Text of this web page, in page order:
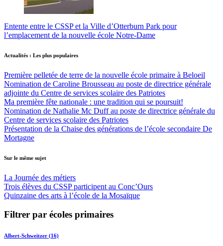
Entente entre le CSSP et la Ville d’Otterburn Park pour
l’emplacement de la nouvelle école Notre-Dame
Actualités : Les plus populaires
Première pelletée de terre de la nouvelle école primaire à Beloeil
Nomination de Caroline Brousseau au poste de directrice générale
adjointe du Centre de services scolaire des Patriotes
Ma première fête nationale : une tradition qui se poursuit!
Nomination de Nathalie Mc Duff au poste de directrice générale du
Centre de services scolaire des Patriotes
Présentation de la Chaise des générations de l’école secondaire De
Mortagne
Sur le même sujet
La Journée des métiers
Trois élèves du CSSP participent au Conc’Ours
Quinzaine des arts à l’école de la Mosaïque
Filtrer par écoles primaires
Albert-Schweitzer (16)